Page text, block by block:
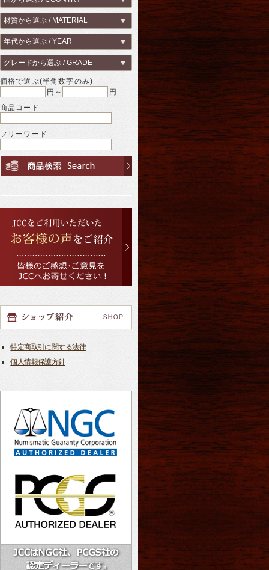
価格で選ぶ(半角数字のみ)
円～
円
商品コード
フリーワード
特定商取引に関する法律
個人情報保護方針